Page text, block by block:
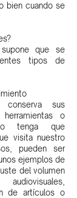
bien cuando se
que se
tipos de
sus
o
tenga que
visita nuestro
pueden ser
ejemplos de
del volumen
de artículos o